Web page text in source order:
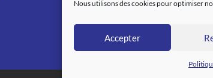
Nous utilisons des cookies pour optimiser
Accepter
Samedi : 7h-12h